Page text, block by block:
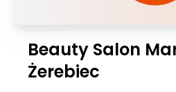
Beauty Salon
Żerebiec